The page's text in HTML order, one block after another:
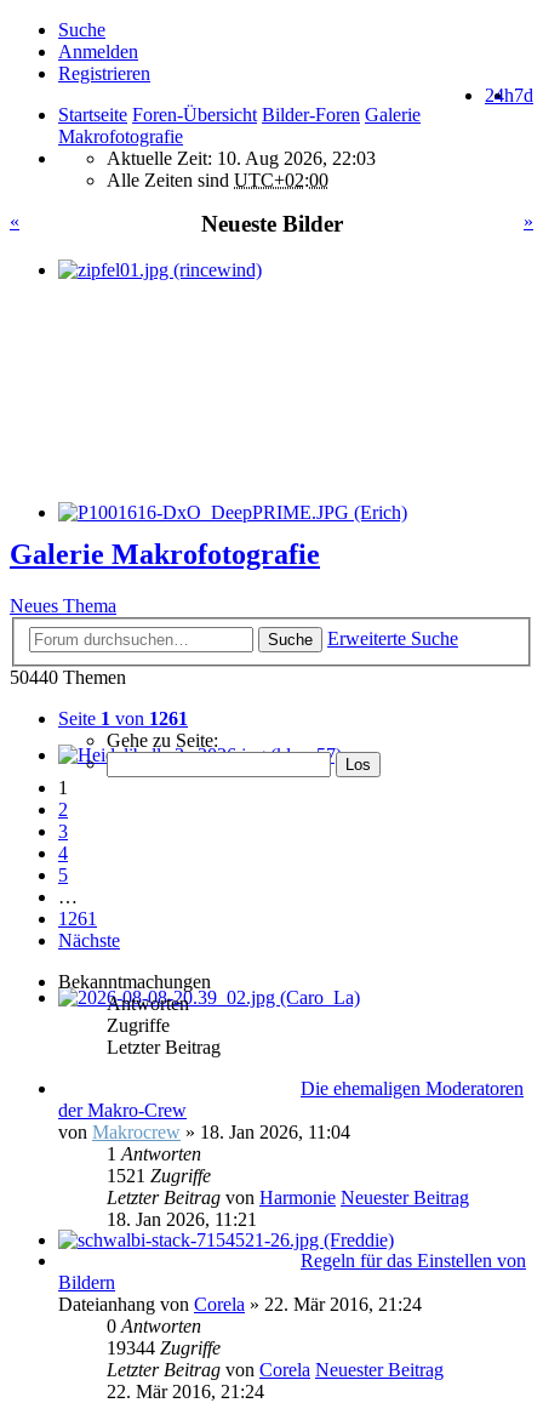
Suche
Anmelden
Registrieren
7d
24h
Startseite Foren-Übersicht Bilder-Foren Galerie
Makrofotografie
Aktuelle Zeit: 10. Aug 2026, 22:03
Alle Zeiten sind UTC+02:00
«
»
Neueste Bilder
Galerie Makrofotografie
Neues Thema
Suche
Erweiterte Suche
50440 Themen
Seite 1 von 1261
Gehe zu Seite:
1
2
3
4
5
…
1261
Nächste
Bekanntmachungen
Antworten
Zugriffe
Letzter Beitrag
Die ehemaligen Moderatoren
der Makro-Crew
von Makrocrew » 18. Jan 2026, 11:04
1 Antworten
1521 Zugriffe
Letzter Beitrag von Harmonie Neuester Beitrag
18. Jan 2026, 11:21
Regeln für das Einstellen von
Bildern
Dateianhang von Corela » 22. Mär 2016, 21:24
0 Antworten
19344 Zugriffe
Letzter Beitrag von Corela Neuester Beitrag
22. Mär 2016, 21:24